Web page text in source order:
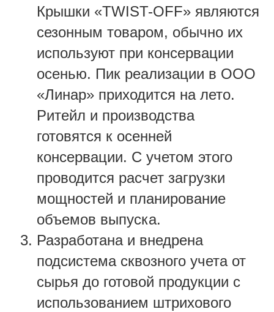
Крышки «TWIST-OFF» являются
сезонным товаром, обычно их
используют при консервации
осенью. Пик реализации в ООО
«Линар» приходится на лето.
Ритейл и производства
готовятся к осенней
консервации. С учетом этого
проводится расчет загрузки
мощностей и планирование
объемов выпуска.
Разработана и внедрена
подсистема сквозного учета от
сырья до готовой продукции с
использованием штрихового